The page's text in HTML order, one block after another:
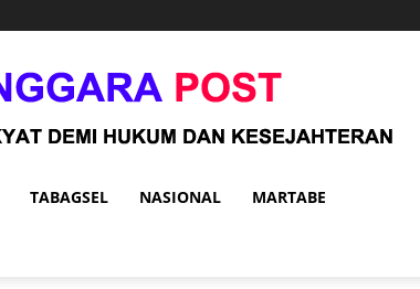
TABAGSEL NASIONAL MARTABE